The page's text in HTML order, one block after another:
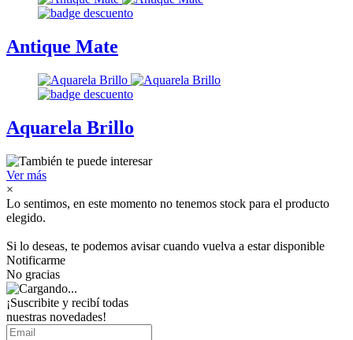
Antique Mate
Aquarela Brillo
Ver más
×
Lo sentimos, en este momento no tenemos stock para el producto
elegido.
Si lo deseas, te podemos avisar cuando vuelva a estar disponible
Notificarme
No gracias
¡Suscribite y recibí todas
nuestras novedades!